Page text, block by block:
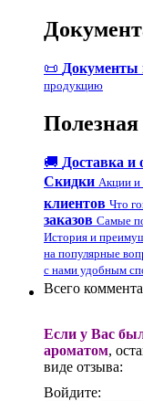
📜 Документы
продукцию
🚚 Доставка и
Скидки Акции и
клиентов Что
заказов Самые
История и
на популярные
с нами удобным
Всего
Если у Вас
ароматом,
виде отзыва:
Войдите: